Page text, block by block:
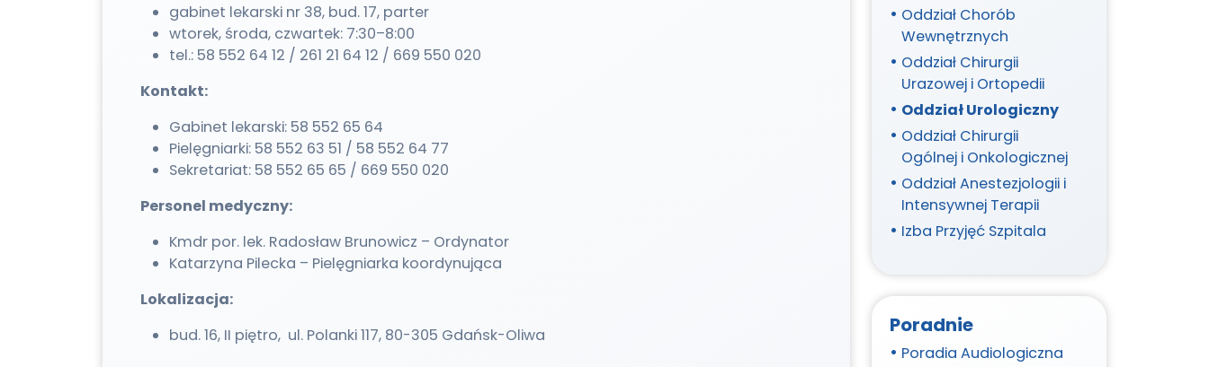
gabinet lekarski nr 38, bud. 17, parter
wtorek, środa, czwartek: 7:30–8:00
tel.: 58 552 64 12 / 261 21 64 12 / 669 550 020
Kontakt:
Gabinet lekarski: 58 552 65 64
Pielęgniarki: 58 552 63 51 / 58 552 64 77
Sekretariat: 58 552 65 65 / 669 550 020
Personel medyczny:
Kmdr por. lek. Radosław Brunowicz – Ordynator
Katarzyna Pilecka – Pielęgniarka koordynująca
Lokalizacja:
bud. 16, II piętro, ul. Polanki 117, 80-305 Gdańsk-Oliwa
Oddział Chorób
Wewnętrznych
Oddział Chirurgii
Urazowej i Ortopedii
Oddział Urologiczny
Oddział Chirurgii
Ogólnej i Onkologicznej
Oddział Anestezjologii i
Intensywnej Terapii
Izba Przyjęć Szpitala
Poradnie
Poradia Audiologiczna